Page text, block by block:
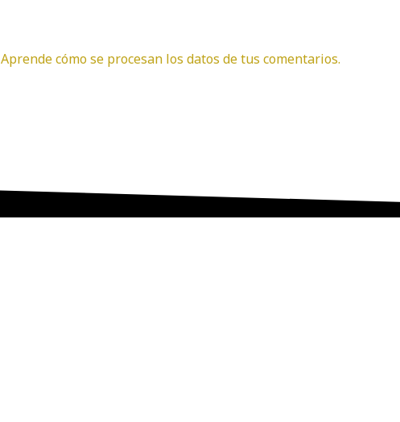
Aprende cómo se procesan los datos de tus comentarios.